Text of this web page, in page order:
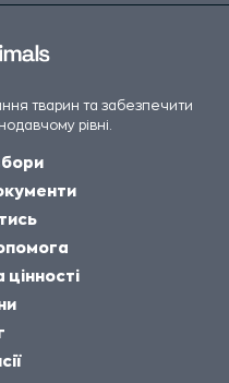
тварин та забезпечити
рівні.
цінності